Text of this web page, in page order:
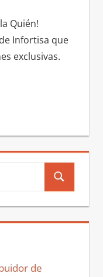
Quién!
Infortisa que
exclusivas.
Buscar
de